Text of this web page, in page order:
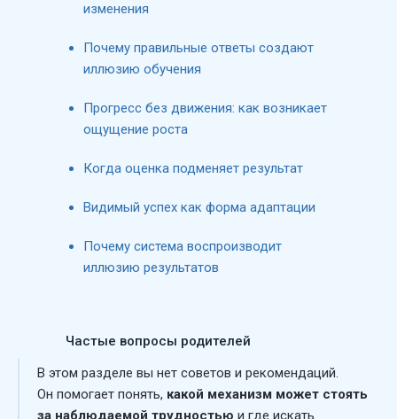
изменения
Почему правильные ответы создают
иллюзию обучения
Прогресс без движения: как возникает
ощущение роста
Когда оценка подменяет результат
Видимый успех как форма адаптации
Почему система воспроизводит
иллюзию результатов
Частые вопросы родителей
В этом разделе вы нет советов и рекомендаций.
Он помогает понять, какой механизм может стоять
за наблюдаемой трудностью и где искать